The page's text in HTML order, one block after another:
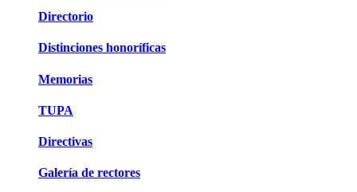
Directorio
Distinciones honoríficas
Memorias
TUPA
Directivas
Galería de rectores